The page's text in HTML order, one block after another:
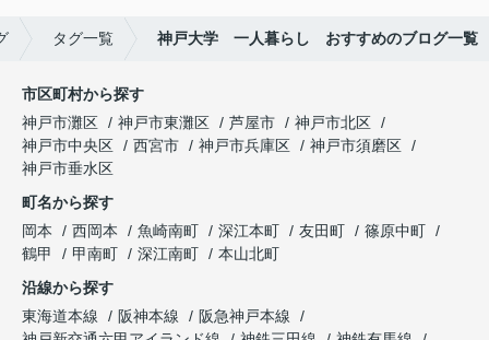
タグ一覧 神戸大学 一人暮らし おすすめのブログ一覧
市区町村から探す
神戸市灘区
神戸市東灘区 芦屋市
神戸市北区
神戸市中央区
西宮市 神戸市兵庫区
神戸市須磨区
神戸市垂水区
町名から探す
岡本
西岡本 魚崎南町 深江本町 友田町
篠原中町
鶴甲
甲南町 深江南町
本山北町
沿線から探す
東海道本線
阪神本線
阪急神戸本線